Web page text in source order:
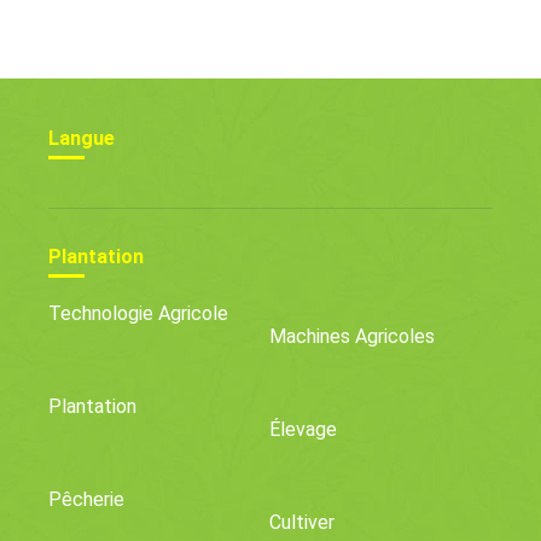
Langue
Plantation
Technologie Agricole
Machines Agricoles
Plantation
Élevage
Pêcherie
Cultiver